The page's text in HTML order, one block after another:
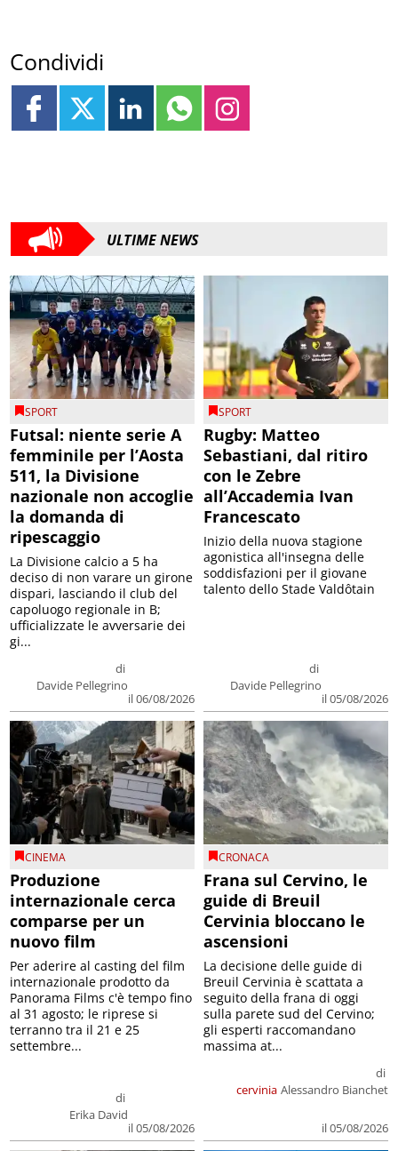
Condividi
ULTIME NEWS
SPORT
Futsal: niente serie A
femminile per l’Aosta
511, la Divisione
nazionale non accoglie
la domanda di
ripescaggio
di
Davide Pellegrino
il 06/08/2026
La Divisione calcio a 5 ha
deciso di non varare un girone
dispari, lasciando il club del
capoluogo regionale in B;
ufficializzate le avversarie dei
gi...
SPORT
Rugby: Matteo
Sebastiani, dal ritiro
con le Zebre
all’Accademia Ivan
Francescato
di
Davide Pellegrino
il 05/08/2026
Inizio della nuova stagione
agonistica all'insegna delle
soddisfazioni per il giovane
talento dello Stade Valdôtain
CINEMA
Produzione
internazionale cerca
comparse per un
nuovo film
di
Erika David
il 05/08/2026
Per aderire al casting del film
internazionale prodotto da
Panorama Films c'è tempo fino
al 31 agosto; le riprese si
terranno tra il 21 e 25
settembre...
CRONACA
Frana sul Cervino, le
guide di Breuil
Cervinia bloccano le
ascensioni
cervinia
di
Alessandro Bianchet
il 05/08/2026
La decisione delle guide di
Breuil Cervinia è scattata a
seguito della frana di oggi
sulla parete sud del Cervino;
gli esperti raccomandano
massima at...